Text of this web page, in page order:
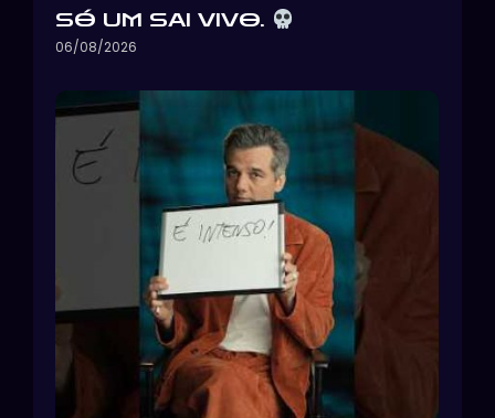
SÓ UM SAI VIVO.
06/08/2026